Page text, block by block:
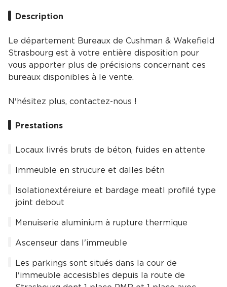
Description
Le département Bureaux de Cushman & Wakefield
Strasbourg est à votre entière disposition pour
vous apporter plus de précisions concernant ces
bureaux disponibles à le vente.
N'hésitez plus, contactez-nous !
Prestations
Locaux livrés bruts de béton, fuides en attente
Immeuble en strucure et dalles bétn
Isolationextéreiure et bardage meatl profilé type
joint debout
Menuiserie aluminium à rupture thermique
Ascenseur dans l'immeuble
Les parkings sont situés dans la cour de
l'immeuble accesisbles depuis la route de